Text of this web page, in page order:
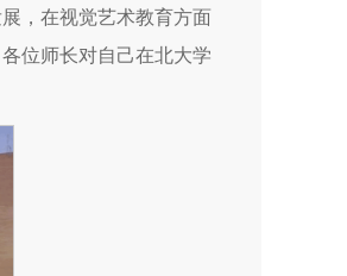
，在视觉艺术教育方面
位师长对自己在北大学